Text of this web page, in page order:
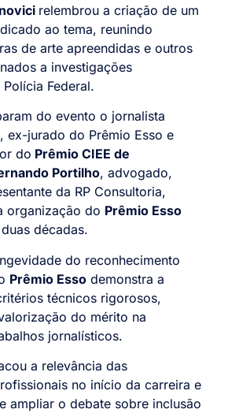
relembrou a criação de um
ao tema, reunindo
de arte apreendidas e outros
a investigações
Federal.
do evento o jornalista
, ex-jurado do Prêmio Esso e
do Prêmio CIEE de
Portilho, advogado,
da RP Consultoria,
organização do Prêmio Esso
décadas.
do reconhecimento
Prêmio Esso demonstra a
técnicos rigorosos,
do mérito na
jornalísticos.
a relevância das
no início da carreira e
ampliar o debate sobre inclusão